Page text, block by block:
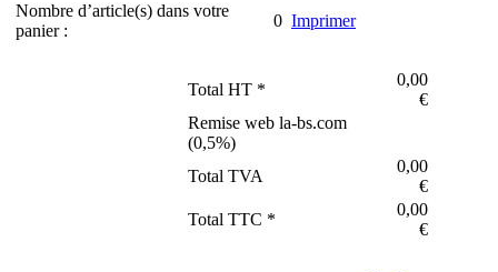
Nombre d’article(s) dans votre
panier :
0 Imprimer
Total HT *
0,00
€
Remise web la-bs.com
(0,5%)
Total TVA
0,00
€
Total TTC *
0,00
€